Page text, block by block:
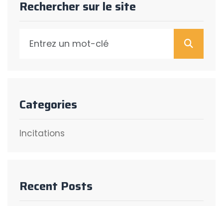
Rechercher sur le site
Categories
Incitations
Recent Posts